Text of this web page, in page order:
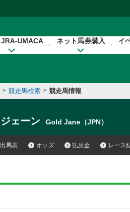
JRA-UMACA ネット馬券購入 イ
> 競走馬検索 > 競走馬情報
ェーン Gold Jane（JPN）
出馬表 オッズ 払戻金 レース